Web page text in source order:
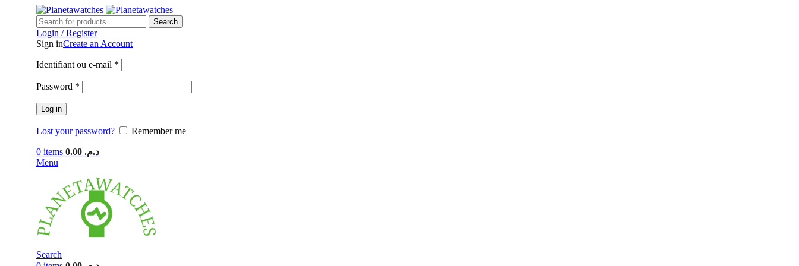
Search
Login / Register
Sign inCreate an Account
Identifiant ou e-mail *
Password *
Log in
Lost your password? Remember me
0 items د.م.
Menu
Search